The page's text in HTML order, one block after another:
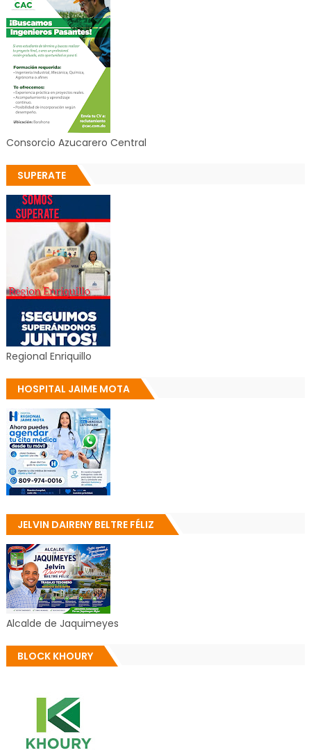
Consorcio Azucarero Central
SUPERATE
Regional Enriquillo
HOSPITAL JAIME MOTA
JELVIN DAIRENY BELTRE FÉLIZ
Alcalde de Jaquimeyes
BLOCK KHOURY